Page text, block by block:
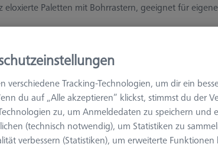
eloxierte Paletten mit Bohrrastern, geeignet für
Rahmenpalette einstellbar OMEGA
Aluminium + Acrylglas
626109-9510-012
verschiedene Tracking-Technologien, um dir ein
du auf „Alle akzeptieren“ klickst, stimmst du der
zu, um Anmeldedaten zu speichern und
(technisch notwendig), um Statistiken zu
verbessern (Statistiken), um erweiterte Funktionen